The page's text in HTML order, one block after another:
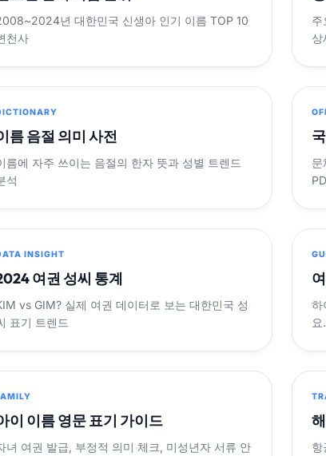
년 대한민국 신생아 인기 이름 TOP 10
천사
주
상
름 음절 의미 사전
름에 자주 쓰이는 음절의 한자 뜻과 성별 트렌드
석
문
INSIGHT
여권 성씨 통계
vs GIM? 실제 여권 데이터로 보는 대한민국 성
표기 트렌드
하
요.
이 이름 영문 표기 가이드
녀 여권 발급, 부정적 의미 체크, 미성년자 서류 안
항